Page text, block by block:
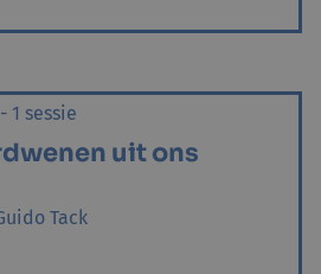
1 sessie
uit ons
Tack